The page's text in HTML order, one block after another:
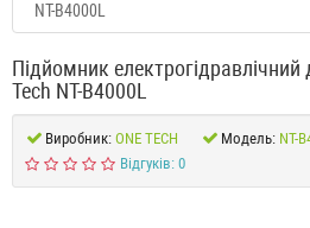
NT-B4000L
Підйомник електрогідравлічний
Tech NT-B4000L
Виробник: ONE TECH Модель: NT-
Відгуків: 0